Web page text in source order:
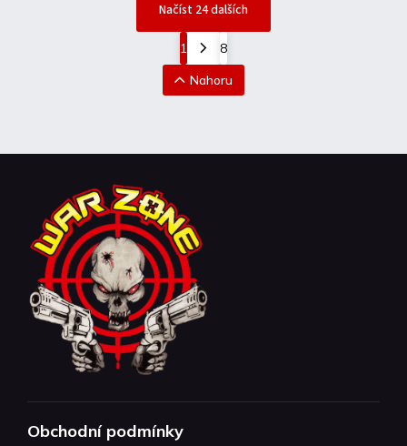
Načíst 24 dalších
1
8
Nahoru
Obchodní podmínky